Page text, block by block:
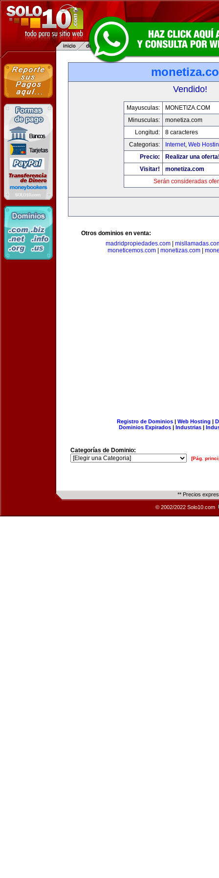
Vendido!
Mayusculas:
MONETIZA.COM
Minusculas:
monetiza.com
Longitud:
8 caracteres
Categorias:
Internet, Web
Precio:
Realizar una
Visitar!
monetiza.com
Serán consideradas
Otros dominios en venta:
madridpropiedades.com|
moneticemos.com| monetizas.com|
Registro de Dominios| Web Hosting |
Dominios Expirados | Industrias |
Categorías de Dominio:
[Pág.
** Precios
© 2002/2022 Solo10.com